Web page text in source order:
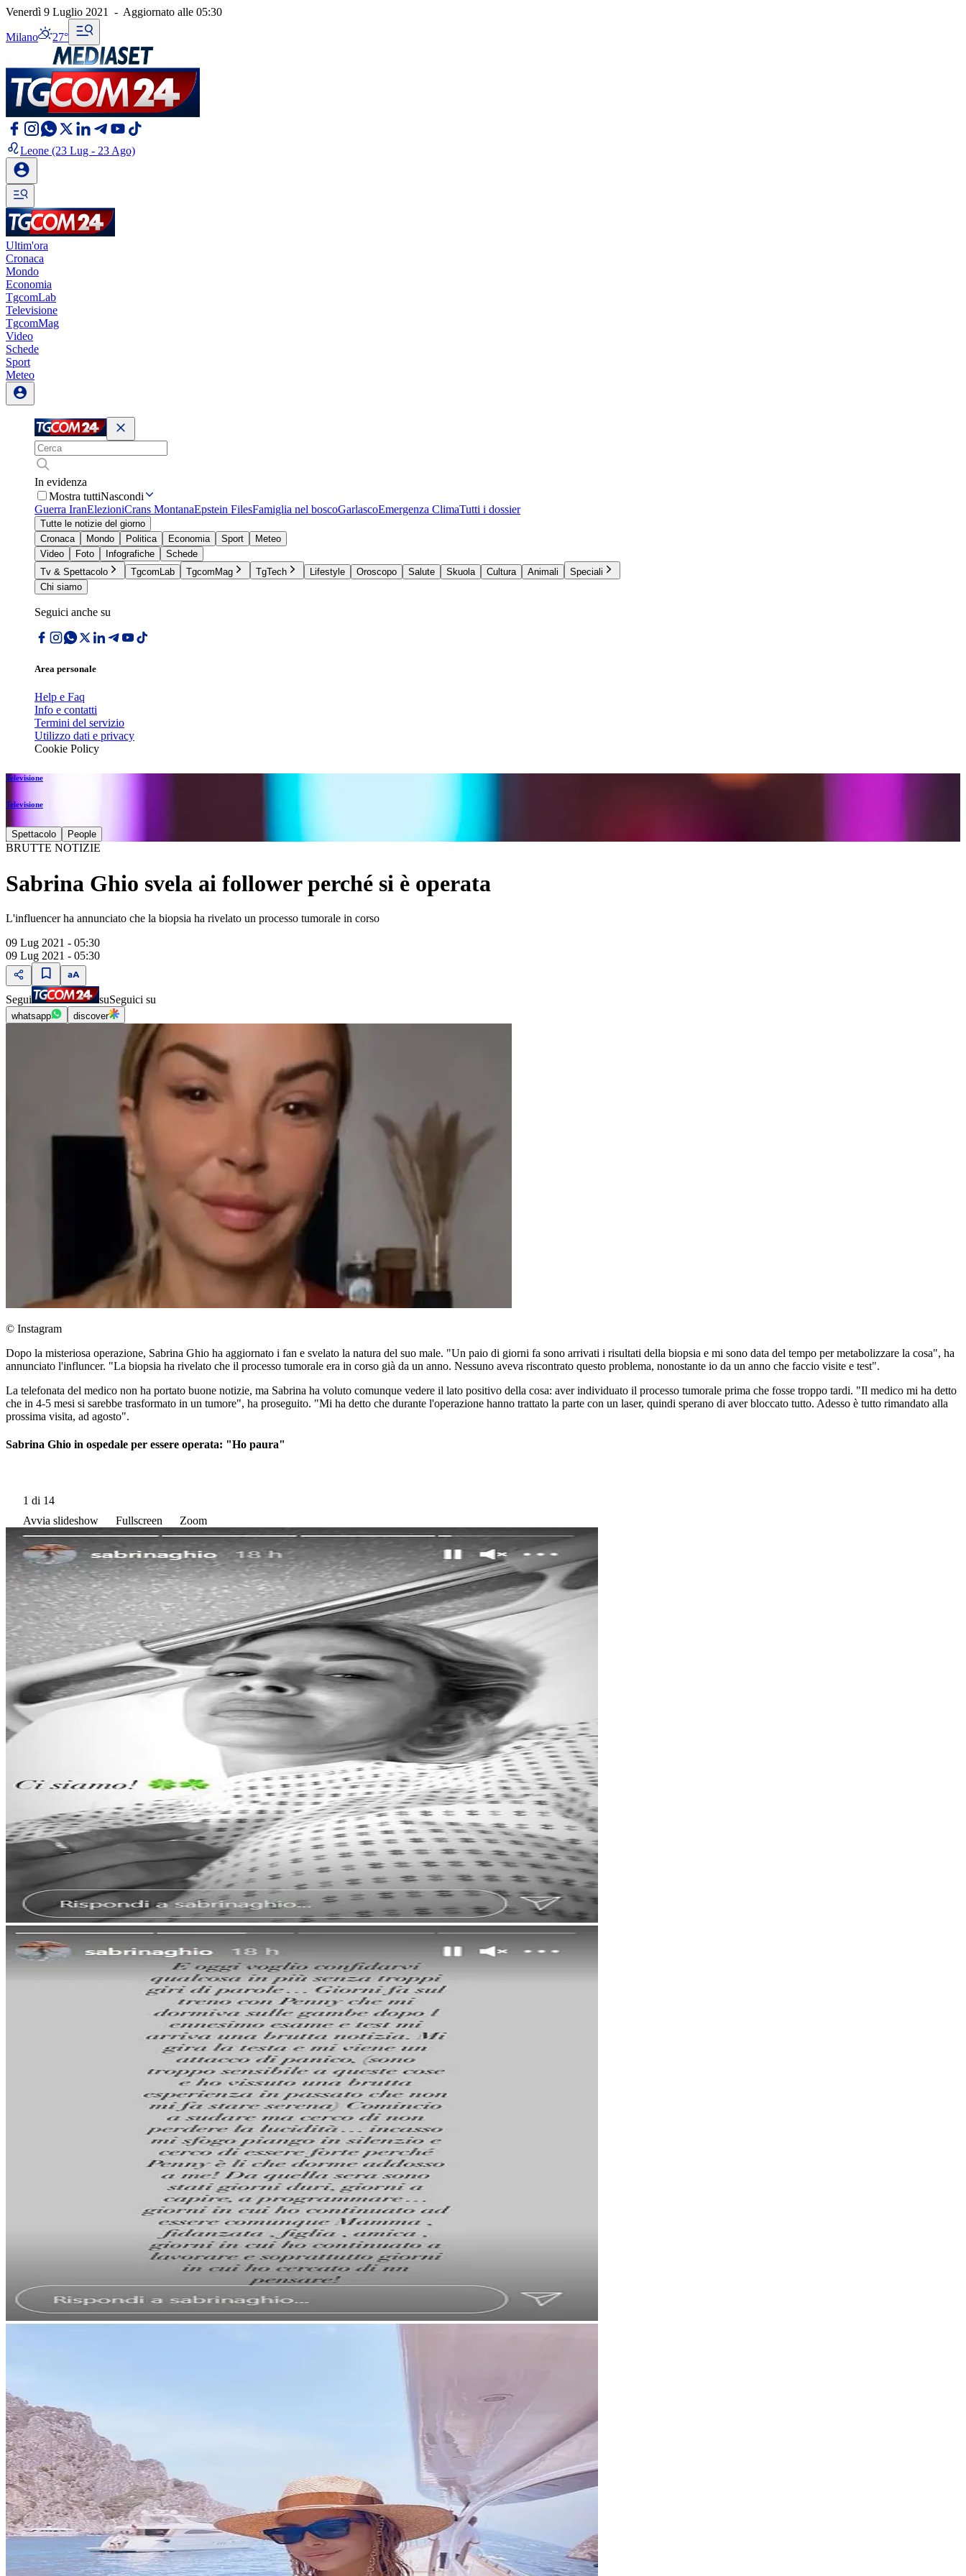
Venerdì 9 Luglio 2021 - Aggiornato alle 05:30
Milano 27°
Leone (23 Lug - 23 Ago)
Ultim'ora
Cronaca
Mondo
Economia
TgcomLab
Televisione
TgcomMag
Video
Schede
Sport
Meteo
In evidenza
Mostra tuttiNascondi
Guerra IranElezioniCrans MontanaEpstein FilesFamiglia nel boscoGarlascoEmergenza ClimaTutti i dossier
Tutte le notizie del giorno
Cronaca
Mondo Politica Economia Sport
Meteo
Video
Foto Infografiche
Schede
Tv & Spettacolo
TgcomLab TgcomMag TgTech Lifestyle Oroscopo Salute Skuola Cultura Animali
Speciali
Chi siamo
Seguici anche su
Area personale
Help e Faq
Info e contatti
Termini del servizio
Utilizzo dati e privacy
Cookie Policy
Televisione
Televisione
Spettacolo People
BRUTTE NOTIZIE
Sabrina Ghio svela ai follower perché si è operata
L'influencer ha annunciato che la biopsia ha rivelato un processo tumorale in corso
09 Lug 2021 - 05:30
09 Lug 2021 - 05:30
Segui suSeguici su
whatsapp discover
© Instagram
Dopo la misteriosa operazione, Sabrina Ghio ha aggiornato i fan e svelato la natura del suo male. "Un paio di giorni fa sono arrivati i risultati della biopsia e mi sono data del tempo per metabolizzare la cosa", ha
annunciato l'influncer. "La biopsia ha rivelato che il processo tumorale era in corso già da un anno. Nessuno aveva riscontrato questo problema, nonostante io da un anno che faccio visite e test".
La telefonata del medico non ha portato buone notizie, ma Sabrina ha voluto comunque vedere il lato positivo della cosa: aver individuato il processo tumorale prima che fosse troppo tardi. "Il medico mi ha detto
che in 4-5 mesi si sarebbe trasformato in un tumore", ha proseguito. "Mi ha detto che durante l'operazione hanno trattato la parte con un laser, quindi sperano di aver bloccato tutto. Adesso è tutto rimandato alla
prossima visita, ad agosto".
Sabrina Ghio in ospedale per essere operata: "Ho paura"
1 di 14
Avvia slideshow
Fullscreen Zoom